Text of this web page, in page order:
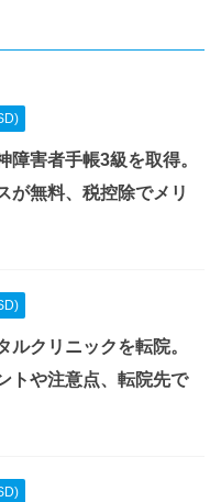
障害者手帳3級を取得。
が無料、税控除でメリ
ルクリニックを転院。
トや注意点、転院先で